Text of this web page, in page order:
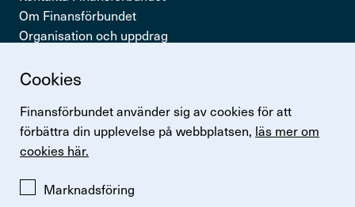
Cookies
Finansförbundet använder sig av cookies för att
förbättra din upplevelse på webbplatsen, läs mer om
cookies här.
Marknadsföring
Om Finansförbundet
Organisation och uppdrag
Snabb­länkar
Logga in
Lönestatistik
Finansförbundets kollektivavtal
Perspektiv